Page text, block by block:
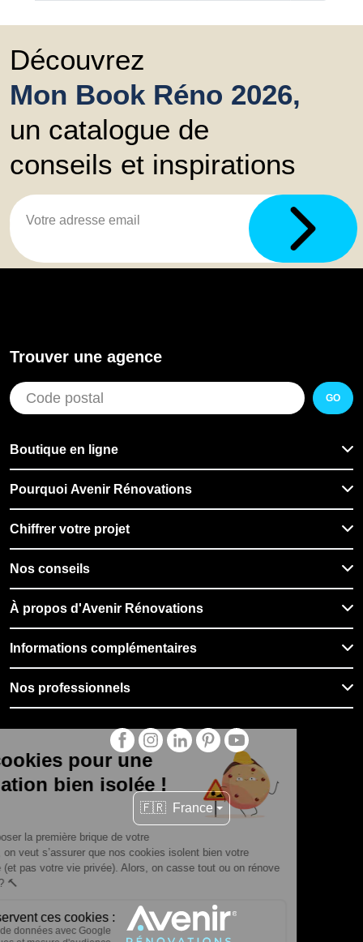
Découvrez
Mon Book Réno 2026,
un catalogue de
conseils et inspirations
Trouver une agence
GO
Boutique en ligne
Pourquoi Avenir Rénovations
Chiffrer votre projet
Nos conseils
À propos d'Avenir Rénovations
Informations complémentaires
Nos professionnels
🇫🇷 France